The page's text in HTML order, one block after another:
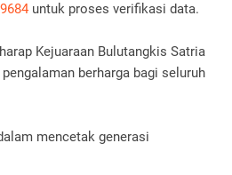
untuk proses verifikasi data.
Kejuaraan Bulutangkis Satria
berharga bagi seluruh
mencetak generasi